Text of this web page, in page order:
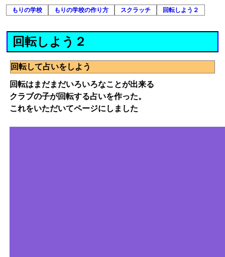
もりの学校 もりの学校の作り方 スクラッチ 回転しよう２
回転しよう２
回転して占いをしよう
回転はまだまだいろいろなことが出来る
クラブの子が回転する占いを作った。
これをいただいてページにしました